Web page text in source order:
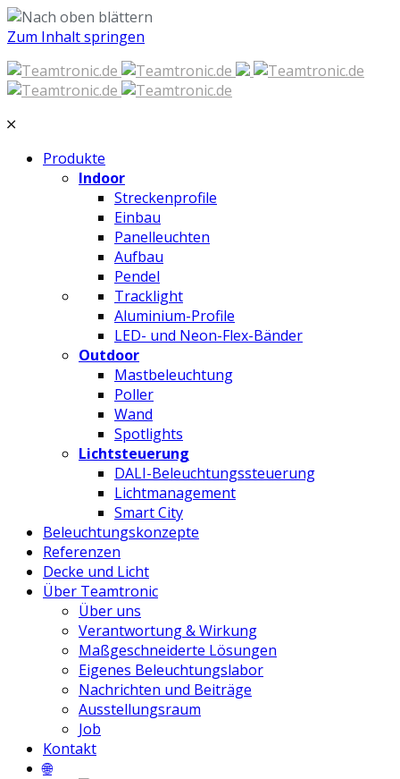
Zum Inhalt springen
Produkte
Indoor
Streckenprofile
Einbau
Panelleuchten
Aufbau
Pendel
Tracklight
Aluminium-Profile
LED- und Neon-Flex-Bänder
Outdoor
Mastbeleuchtung
Poller
Wand
Spotlights
Lichtsteuerung
DALI-Beleuchtungssteuerung
Lichtmanagement
Smart City
Beleuchtungskonzepte
Referenzen
Decke und Licht
Über Teamtronic
Über uns
Verantwortung & Wirkung
Maßgeschneiderte Lösungen
Eigenes Beleuchtungslabor
Nachrichten und Beiträge
Ausstellungsraum
Job
Kontakt
🌐